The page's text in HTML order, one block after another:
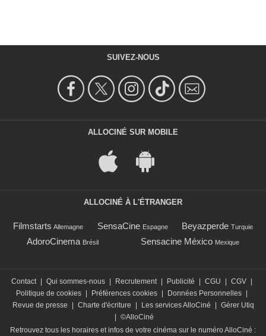
SUIVEZ-NOUS
ALLOCINÉ SUR MOBILE
ALLOCINÉ À L'ÉTRANGER
Filmstarts Allemagne SensaCine Espagne Beyazperde Turquie
AdoroCinema Brésil Sensacine México Mexique
Contact | Qui sommes-nous | Recrutement | Publicité | CGU | CGV |
Politique de cookies | Préférences cookies | Données Personnelles |
Revue de presse
| Charte d'écriture | Les services AlloCiné | Gérer Utiq
| ©AlloCiné
Retrouvez tous les horaires et infos de votre cinéma sur le numéro AlloCiné :